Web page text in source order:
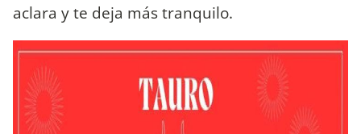
aclara y te deja más tranquilo.